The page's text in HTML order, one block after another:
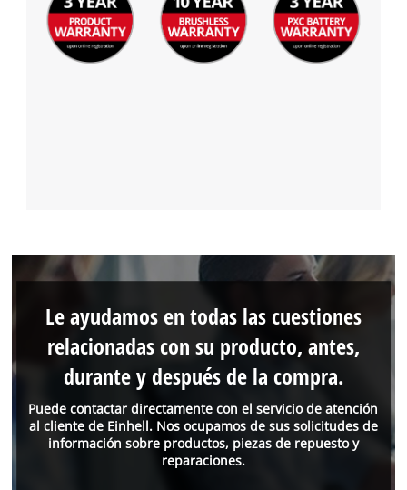
Puede contactar directamente con el servicio de atención
al cliente de Einhell. Nos ocupamos de sus solicitudes de
información sobre productos, piezas de repuesto y
reparaciones.
Le ayudamos en todas las cuestiones
relacionadas con su producto, antes,
durante y después de la compra.